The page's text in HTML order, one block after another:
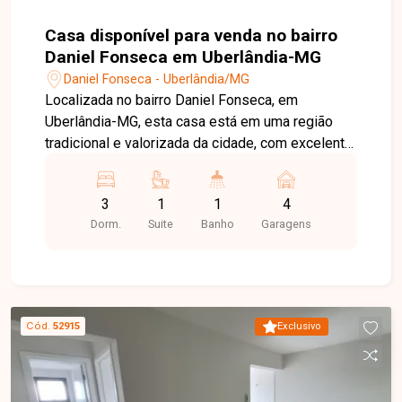
Casa disponível para venda no bairro
Daniel Fonseca em Uberlândia-MG
Daniel Fonseca - Uberlândia/MG
Localizada no bairro Daniel Fonseca, em
Uberlândia-MG, esta casa está em uma região
tradicional e valorizada da cidade, com excelente
principais vias, além de estar próxima a
supermercados, escolas, farmácias, comércios e
diversos serviços, oferecendo praticidade e
área construída. Dispõe de sala ampla, 03
quartos, sendo 01 suíte, 02 quartos com armários
planejados, banheiro social, cozinha com
armários, varandas na frente e nos fundos,
3
Dorm.
1
Suite
1
Banho
4
Garagens
Exclusivo
Cód. 52915